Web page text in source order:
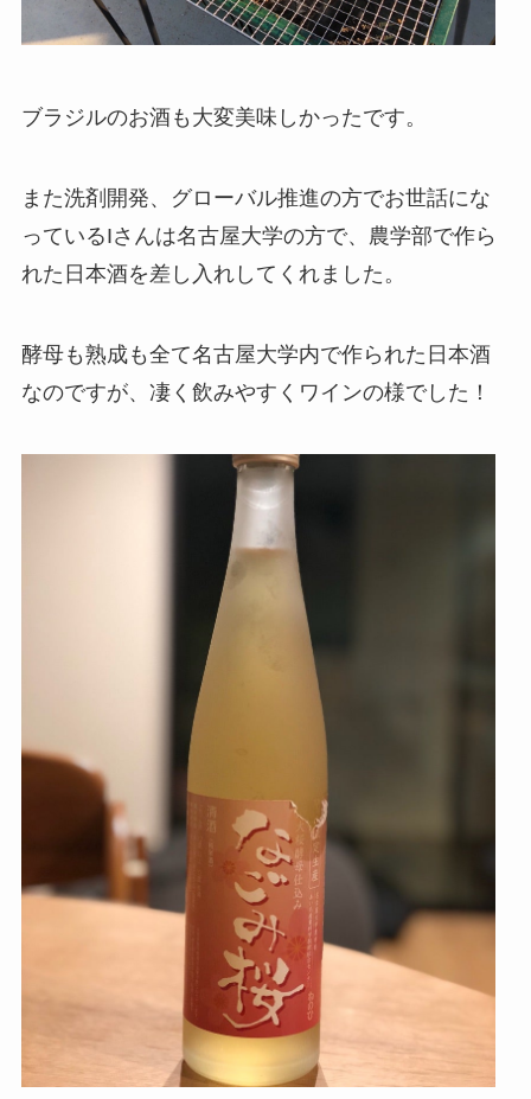
ブラジルのお酒も大変美味しかったです。
また洗剤開発、グローバル推進の方でお世話にな
っているIさんは名古屋大学の方で、農学部で作ら
れた日本酒を差し入れしてくれました。
酵母も熟成も全て名古屋大学内で作られた日本酒
なのですが、凄く飲みやすくワインの様でした！